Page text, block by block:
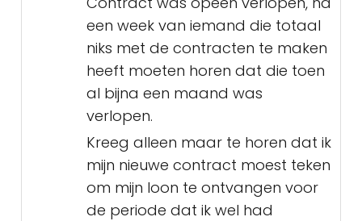
een week van iemand die totaal
niks met de contracten te maken
heeft moeten horen dat die toen
al bijna een maand was
verlopen.
Kreeg alleen maar te horen dat ik
mijn nieuwe contract moest teken
om mijn loon te ontvangen voor
de periode dat ik wel had